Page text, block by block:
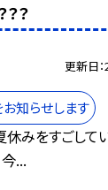
？
更新日
知らせします
休みをすごして
今...